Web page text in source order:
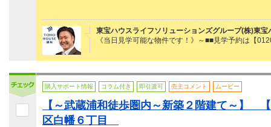
東宝ハウスライフソリューションズグループ(株)東宝
《当日見学可能な物件です！》～■■見学予約は【
購入サポート情報 コラム付き 即引渡可 売主コメント ムービー
【～武蔵浦和徒歩圏内～新築２階建て～】
区白幡６丁目